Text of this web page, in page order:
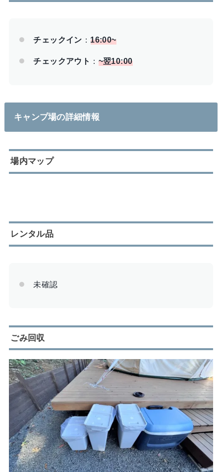
チェックイン ： 16:00~
チェックアウト ： ~翌10:00
キャンプ場の詳細情報
場内マップ
レンタル品
未確認
ごみ回収